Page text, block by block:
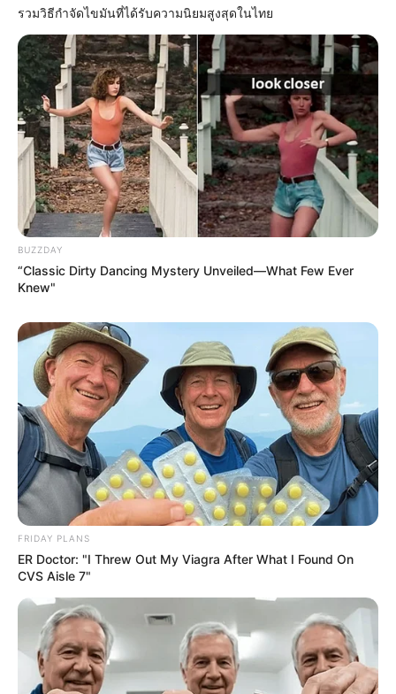
เวลา 17.00 – 18.05 น.
– วันเสาร์ที่ 13 กรกฎาคม 2562
เวลา 17.45 – 18.15 น.
– วันพฤหัสบดีที่ 18 กรกฎาคม 2562
เวลา 22.05 – 22.35 น.
– วันศุกร์ที่ 19 กรกฎาคม 2562
– วันศุกร์ที่ 26 กรกฎาคม 2562
เวลา 13.15 – 13.35 น.
– วันเสาร์ที่ 27 กรกฎาคม 2562
เวลา 14.20 – 14.40 น.
https://seeme.me/ch/tunkaochao/M0QAEq
การทำศัลยกรรมจำเป็นต้องดูฤกษ์ยาม
ข้อมูลโดย : อ.ผู้เชี่ยวชาญด้านตัวเลขและโหราศาสตร์
ไทย
HOROLiveดูดวงสดบนมือถือ ทุกที่ทุกเวลา กับหมอดู
รวมวิธีกำจัดไขมันที่ได้รับความนิยมสูงสุดในไทย
BUZZDAY
“Classic Dirty Dancing Mystery Unveiled—What Few Ever
Knew"
FRIDAY PLANS
ER Doctor: "I Threw Out My Viagra After What I Found On
CVS Aisle 7"